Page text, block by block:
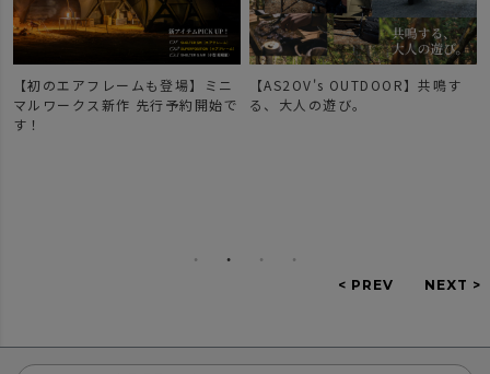
【初のエアフレームも登場】ミニ
マルワークス新作 先行予約開始で
す！
【AS2OV's OUTDOOR】共鳴す
る、大人の遊び。